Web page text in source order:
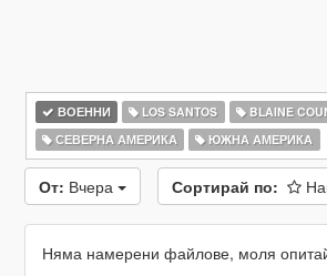
ВОЕННИ LOS SANTOS BLAINE
СЕВЕРНА АМЕРИКА
ЮЖНА АМЕРИКА
От: Вчера Сортирай по:
Няма намерени файлове, моля